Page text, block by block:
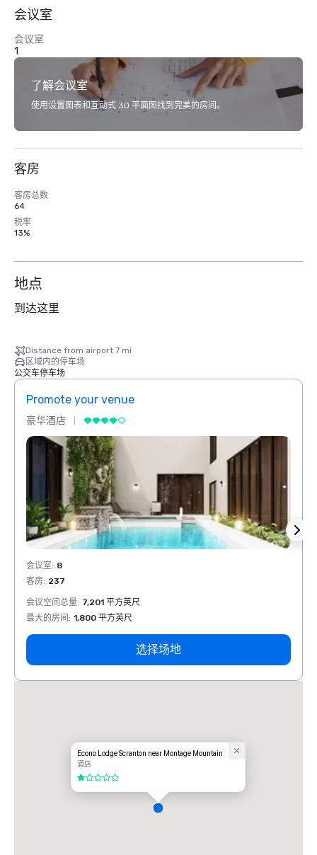
会议室
会议室
1
了解会议室
使用设置图表和互动式 3D 平面图找到完美的房间。
客房
客房总数
64
税率
13%
地点
到达这里
Distance from airport 7 mi
区域内的停车场
公交车停车场
Promote your venue
豪华酒店
会议室: 8
客房: 237
会议空间总量: 7,201 平方英尺
最大的房间 : 1,800 平方英尺
选择场地
Econo Lodge Scranton near Montage Mountain
酒店
1/5